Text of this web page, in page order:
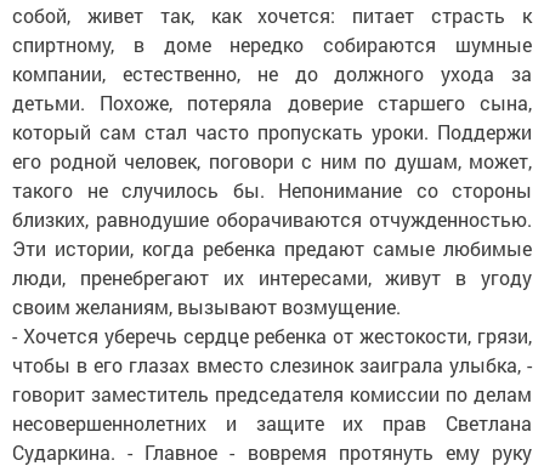
собой, живет так, как хочется: питает страсть к
спиртному, в доме нередко собираются шумные
компании, естественно, не до должного ухода за
детьми. Похоже, потеряла доверие старшего сына,
который сам стал часто пропускать уроки. Поддержи
его родной человек, поговори с ним по душам, может,
такого не случилось бы. Непонимание со стороны
близких, равнодушие оборачиваются отчужденностью.
Эти истории, когда ребенка предают самые любимые
люди, пренебрегают их интересами, живут в угоду
своим желаниям, вызывают возмущение.
- Хочется уберечь сердце ребенка от жестокости, грязи,
чтобы в его глазах вместо слезинок заиграла улыбка, -
говорит заместитель председателя комиссии по делам
несовершеннолетних и защите их прав Светлана
Сударкина. - Главное - вовремя протянуть ему руку